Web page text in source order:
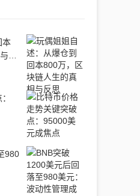
本
反
980